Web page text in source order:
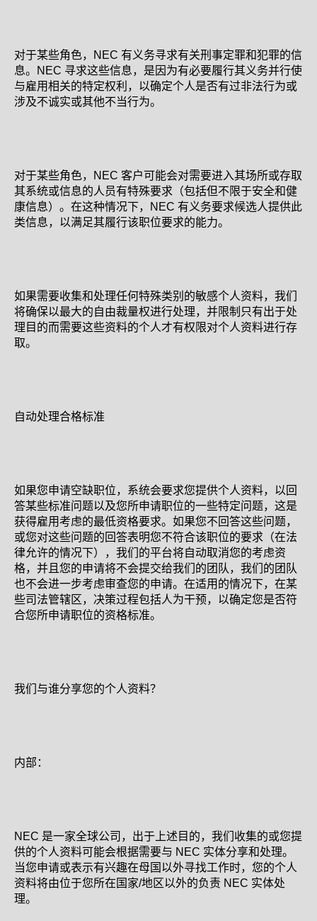
对于某些角色，NEC 有义务寻求有关刑事定罪和犯罪的信
息。NEC 寻求这些信息，是因为有必要履行其义务并行使
与雇用相关的特定权利，以确定个人是否有过非法行为或
涉及不诚实或其他不当行为。
对于某些角色，NEC 客户可能会对需要进入其场所或存取
其系统或信息的人员有特殊要求（包括但不限于安全和健
康信息）。在这种情况下，NEC 有义务要求候选人提供此
类信息，以满足其履行该职位要求的能力。
如果需要收集和处理任何特殊类别的敏感个人资料，我们
将确保以最大的自由裁量权进行处理，并限制只有出于处
理目的而需要这些资料的个人才有权限对个人资料进行存
取。
自动处理合格标准
如果您申请空缺职位，系统会要求您提供个人资料，以回
答某些标准问题以及您所申请职位的一些特定问题，这是
获得雇用考虑的最低资格要求。如果您不回答这些问题，
或您对这些问题的回答表明您不符合该职位的要求（在法
律允许的情况下），我们的平台将自动取消您的考虑资
格，并且您的申请将不会提交给我们的团队，我们的团队
也不会进一步考虑审查您的申请。在适用的情况下，在某
些司法管辖区，决策过程包括人为干预，以确定您是否符
合您所申请职位的资格标准。
我们与谁分享您的个人资料？
内部：
NEC 是一家全球公司，出于上述目的，我们收集的或您提
供的个人资料可能会根据需要与 NEC 实体分享和处理。
当您申请或表示有兴趣在母国以外寻找工作时，您的个人
资料将由位于您所在国家/地区以外的负责 NEC 实体处
理。